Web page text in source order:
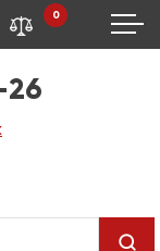
26
0